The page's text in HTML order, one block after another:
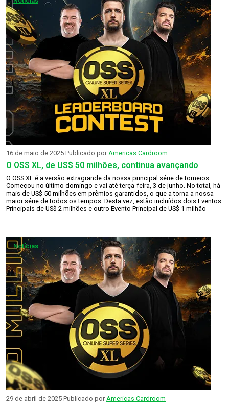
O OSS XL, de US$ 50 milhões, continua avançando
16 de maio de 2025 Publicado por Americas Cardroom
O OSS XL é a versão extragrande da nossa principal série de torneios.
Começou no último domingo e vai até terça-feira, 3 de junho. No total, há
mais de US$ 50 milhões em prêmios garantidos, o que a torna a nossa
maior série de todos os tempos. Desta vez, estão incluídos dois Eventos
Principais de US$ 2 milhões e outro Evento Principal de US$ 1 milhão
Notícias
29 de abril de 2025 Publicado por Americas Cardroom